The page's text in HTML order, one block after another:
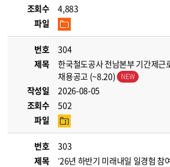
조회수
4,883
파일
번호
304
제목
한국철도공사 전남본부 기간제근
채용공고 (~8.20)
작성일
2026-08-05
조회수
502
파일
번호
303
제목
’26년 하반기 미래내일 일경험 참